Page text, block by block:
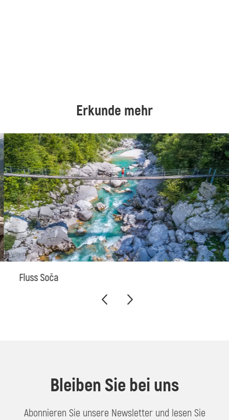
Erkunde mehr
Fluss Soča
Bleiben Sie bei uns
Abonnieren Sie unsere Newsletter und lesen Sie